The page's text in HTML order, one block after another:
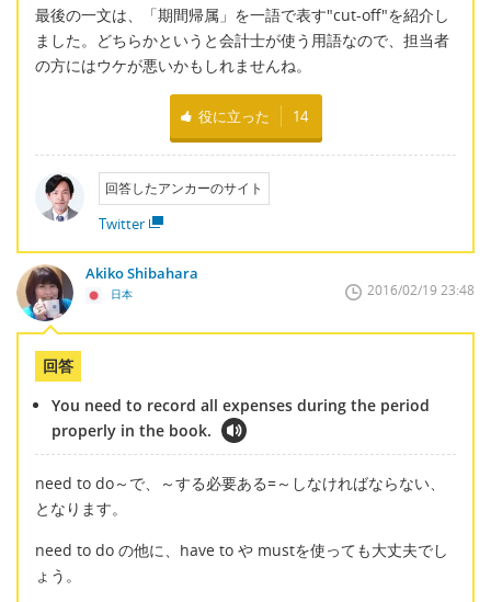
最後の一文は、「期間帰属」を一語で表す"cut-off"を紹介し
ました。どちらかというと会計士が使う用語なので、担当者
の方にはウケが悪いかもしれませんね。
役に立った 14
回答したアンカーのサイト
Twitter
Akiko Shibahara
日本 2016/02/19 23:48
回答
You need to record all expenses during the period
properly in the book.
need to do～で、～する必要ある=～しなければならない、
となります。
need to do の他に、have to や mustを使っても大丈夫でし
ょう。